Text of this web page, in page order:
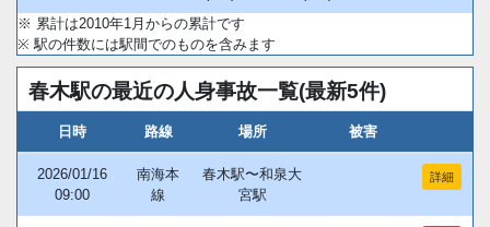
※ 累計は2010年1月からの累計です
※ 駅の件数には駅間でのものを含みます
春木駅の最近の人身事故一覧(最新5件)
日時 路線 場所 被害
2026/01/16
09:00
南海本
線
春木駅〜和泉大
宮駅
詳細